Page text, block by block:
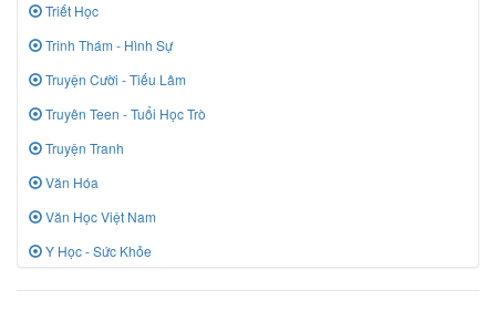
Triết Học
Trinh Thám - Hình Sự
Truyện Cười - Tiếu Lâm
Truyên Teen - Tuổi Học Trò
Truyện Tranh
Văn Hóa
Văn Học Việt Nam
Y Học - Sức Khỏe